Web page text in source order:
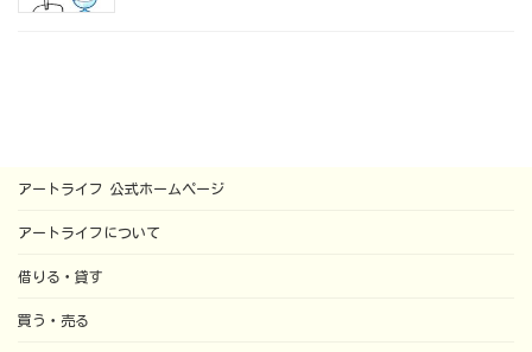
アートライフ 公式ホームページ
アートライフについて
借りる・貸す
買う・売る